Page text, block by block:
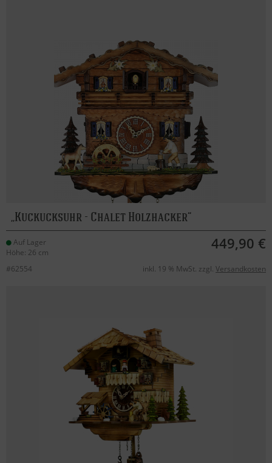
Kuckucksuhr - Chalet Holzhacker
Auf Lager
Höhe: 26 cm
449,90 €
#62554 inkl. 19 % MwSt. zzgl. Versandkosten